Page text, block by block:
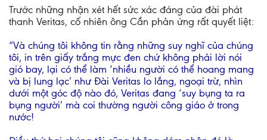
Trước những nhận xét hết sức xác đáng của đài phát
thanh Veritas, cố nhiên ông Cần phản ứng rất quyết liệt:
“Và chúng tôi không tin rằng những suy nghĩ của chúng
tôi, in trên giấy trắng mực đen chứ không phải lời nói
gió bay, lại có thể làm ‘nhiều người có thể hoang mang
và bị lung lạc’ như Đài Veritas lo lắng, ngoại trừ, nhìn
dưới một góc độ nào đó, Veritas đang ‘suy bụng ta ra
bụng người’ mà coi thường người công giáo ở trong
nước!